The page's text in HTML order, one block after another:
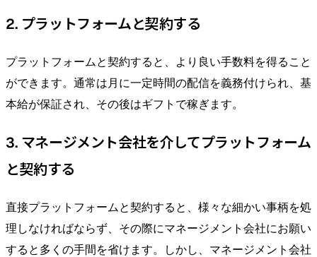
2. プラットフォームと契約する
プラットフォームと契約すると、より良い手数料を得ること
ができます。通常は月に一定時間の配信を義務付けられ、基
本給が保証され、その後はギフトで稼ぎます。
3. マネージメント会社を介してプラットフォーム
と契約する
直接プラットフォームと契約すると、様々な細かい事柄を処
理しなければならず、その際にマネージメント会社にお願い
すると多くの手間を省けます。しかし、マネージメント会社